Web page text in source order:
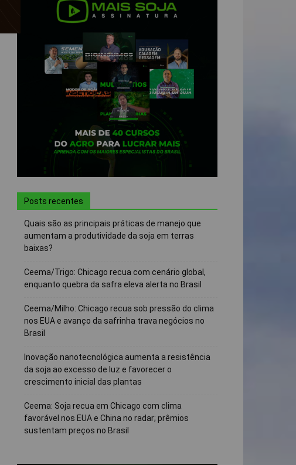
Posts recentes
Quais são as principais práticas de manejo que
aumentam a produtividade da soja em terras
baixas?
Ceema/Trigo: Chicago recua com cenário global,
enquanto quebra da safra eleva alerta no Brasil
Ceema/Milho: Chicago recua sob pressão do clima
nos EUA e avanço da safrinha trava negócios no
Brasil
Inovação nanotecnológica aumenta a resistência
da soja ao excesso de luz e favorecer o
crescimento inicial das plantas
Ceema: Soja recua em Chicago com clima
favorável nos EUA e China no radar; prêmios
sustentam preços no Brasil